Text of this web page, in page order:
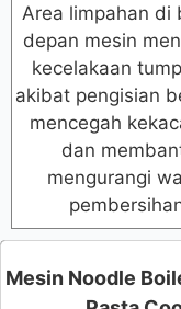
Area limpahan di
depan mesin
kecelakaan
akibat pengisian
mencegah
dan
mengurangi
Mesin Noodle